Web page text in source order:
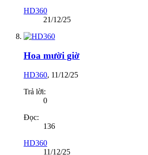
HD360
21/12/25
Hoa mười giờ
HD360, 11/12/25
Trả lời:
0
Đọc:
136
HD360
11/12/25